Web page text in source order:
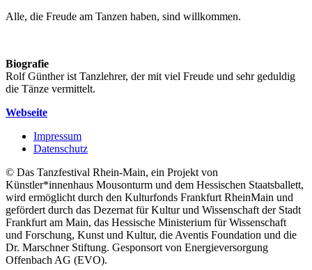
Alle, die Freude am Tanzen haben, sind willkommen.
Biografie
Rolf Günther ist Tanzlehrer, der mit viel Freude und sehr geduldig
die Tänze vermittelt.
Webseite
Impressum
Datenschutz
© Das Tanzfestival Rhein-Main, ein Projekt von
Künstler*innenhaus Mousonturm und dem Hessischen Staatsballett,
wird ermöglicht durch den Kulturfonds Frankfurt RheinMain und
gefördert durch das Dezernat für Kultur und Wissenschaft der Stadt
Frankfurt am Main, das Hessische Ministerium für Wissenschaft
und Forschung, Kunst und Kultur, die Aventis Foundation und die
Dr. Marschner Stiftung. Gesponsort von Energieversorgung
Offenbach AG (EVO).